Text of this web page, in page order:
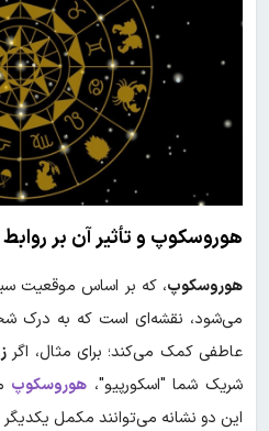
هوروسکوپ و تأثیر آن بر روابط
هوروسکوپ، که بر اساس موقعیت
می‌شود، نقشه‌ای است که به درک
عاطفی کمک می‌کند؛ برای مثال، اگر
شریک شما "اسکورپیو"، هوروسکوپ
این دو نشانه می‌توانند مکمل یکدیگر